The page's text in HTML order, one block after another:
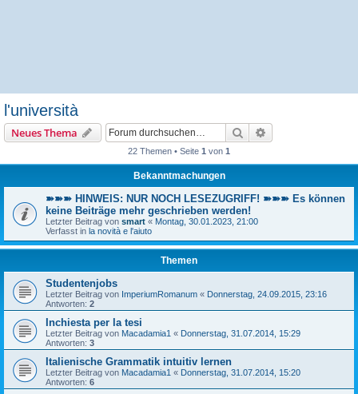
l'università
Neues Thema Suche
22 Themen • Seite 1 von 1
Bekanntmachungen
➽➽➽ HINWEIS: NUR NOCH LESEZUGRIFF! ➽➽➽ Es können
keine Beiträge mehr geschrieben werden!
Letzter Beitrag von smart « Montag, 30.01.2023, 21:00
Verfasst in la novità e l'aiuto
Themen
Studentenjobs
Letzter Beitrag von ImperiumRomanum « Donnerstag, 24.09.2015, 23:16
Antworten: 2
Inchiesta per la tesi
Letzter Beitrag von Macadamia1 « Donnerstag, 31.07.2014, 15:29
Antworten: 3
Italienische Grammatik intuitiv lernen
Letzter Beitrag von Macadamia1 « Donnerstag, 31.07.2014, 15:20
Antworten: 6